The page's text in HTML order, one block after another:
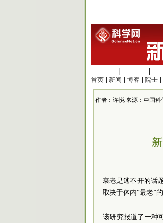
首页
新闻 博客 院士
作者：许悦 来源：中国科
衰老是逃不开的话
取决于体内“最老”的
该研究报道了一种